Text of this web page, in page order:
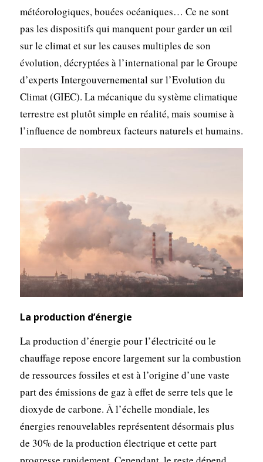
météorologiques, bouées océaniques… Ce ne sont
pas les dispositifs qui manquent pour garder un œil
sur le climat et sur les causes multiples de son
évolution, décryptées à l’international par le Groupe
d’experts Intergouvernemental sur l’Evolution du
Climat (GIEC). La mécanique du système climatique
terrestre est plutôt simple en réalité, mais soumise à
l’influence de nombreux facteurs naturels et humains.
La production d’énergie
La production d’énergie pour l’électricité ou le
chauffage repose encore largement sur la combustion
de ressources fossiles et est à l’origine d’une vaste
part des émissions de gaz à effet de serre tels que le
dioxyde de carbone. À l’échelle mondiale, les
énergies renouvelables représentent désormais plus
de 30% de la production électrique et cette part